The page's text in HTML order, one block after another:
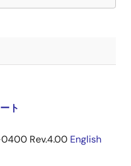
ト
Rev.4.00 English